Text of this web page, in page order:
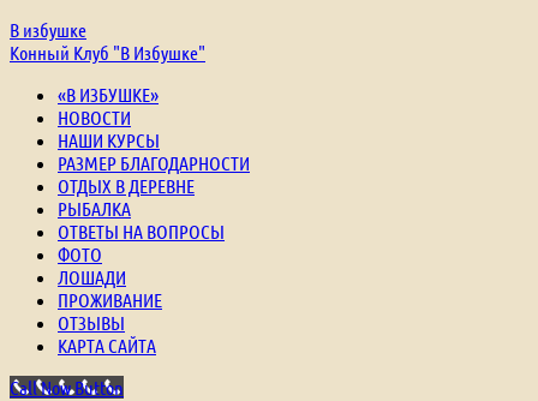
В избушке
Конный Клуб "В Избушке"
«В ИЗБУШКЕ»
НОВОСТИ
НАШИ КУРСЫ
РАЗМЕР БЛАГОДАРНОСТИ
ОТДЫХ В ДЕРЕВНЕ
РЫБАЛКА
ОТВЕТЫ НА ВОПРОСЫ
ФОТО
ЛОШАДИ
ПРОЖИВАНИЕ
ОТЗЫВЫ
КАРТА САЙТА
Call Now Button